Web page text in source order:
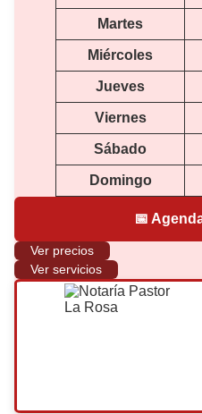
Martes
Miércoles
Jueves
Viernes
Sábado
Domingo
📅
Ver precios
Ver servicios